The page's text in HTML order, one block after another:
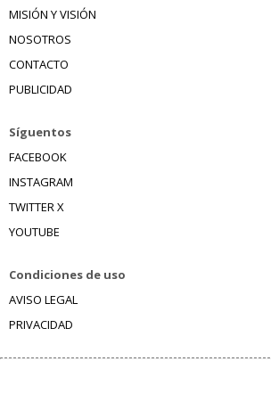
MISIÓN Y VISIÓN
NOSOTROS
CONTACTO
PUBLICIDAD
Síguentos
FACEBOOK
INSTAGRAM
TWITTER X
YOUTUBE
Condiciones de uso
AVISO LEGAL
PRIVACIDAD